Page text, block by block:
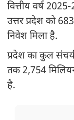
वित्तीय वर्ष
उत्तर प्रदेश को
निवेश मिला है.
प्रदेश का कुल
तक 2,754
है.